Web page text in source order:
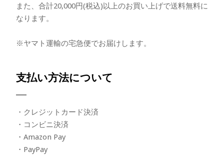
また、合計20,000円(税込)以上のお買い上げで送料無料に
なります。
※ヤマト運輸の宅急便でお届けします。
支払い方法について
・クレジットカード決済
・コンビニ決済
・Amazon Pay
・PayPay